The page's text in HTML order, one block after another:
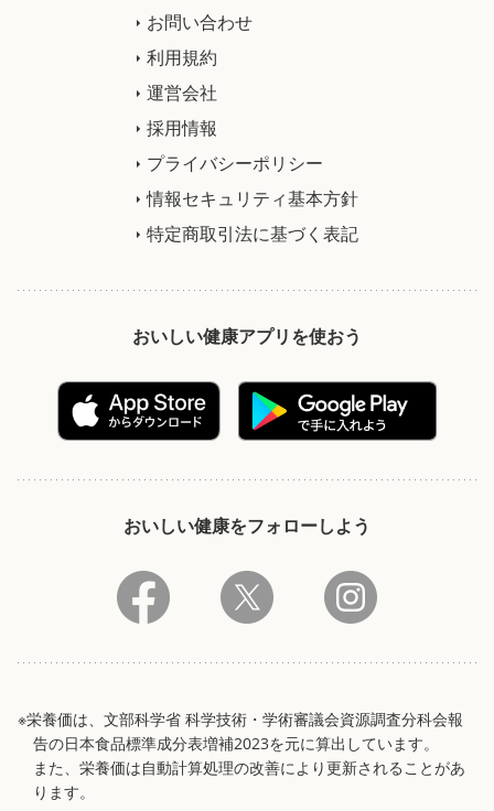
お問い合わせ
利用規約
運営会社
採用情報
プライバシーポリシー
情報セキュリティ基本方針
特定商取引法に基づく表記
おいしい健康アプリを使おう
おいしい健康をフォローしよう
※栄養価は、文部科学省 科学技術・学術審議会資源調査分科会報
告の日本食品標準成分表増補2023を元に算出しています。
また、栄養価は自動計算処理の改善により更新されることがあ
ります。